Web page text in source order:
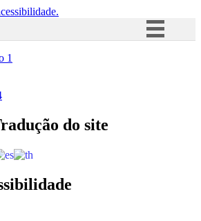
Acesso à informação
1
do site